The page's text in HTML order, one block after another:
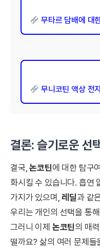
무타르 담배에 대
무니코틴 액상 전
결론: 슬기로운 선
결국,논코틴에 대한 탐구
화시킬 수 있습니다. 흡연
가지가 있으며, 레딜과 같
우리는 개인의 선택을 통
그러니 이제 논코틴의 매
떨까요? 삶의 여러 문제들